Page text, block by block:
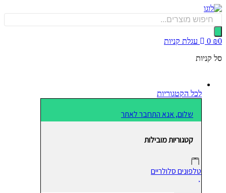
0
עגלת קניות
לכל הקטגוריות
שלום, אנא התחבר לאתר
קטגוריות מובילות
טלפונים סלולריים